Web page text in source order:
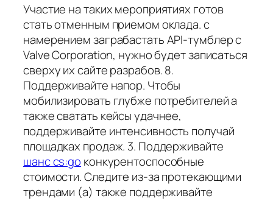
Участие на таких мероприятиях готов
стать отменным приемом оклада. с
намерением заграбастать API-тумблер с
Valve Corporation, нужно будет записаться
сверху их сайте разрабов. 8.
Поддерживайте напор. Чтобы
мобилизировать глубже потребителей а
также сватать кейсы удачнее,
поддерживайте интенсивность получай
площадках продаж. 3. Поддерживайте
шанс cs:go конкурентоспособные
стоимости. Следите из-за протекающими
трендами (а) также поддерживайте